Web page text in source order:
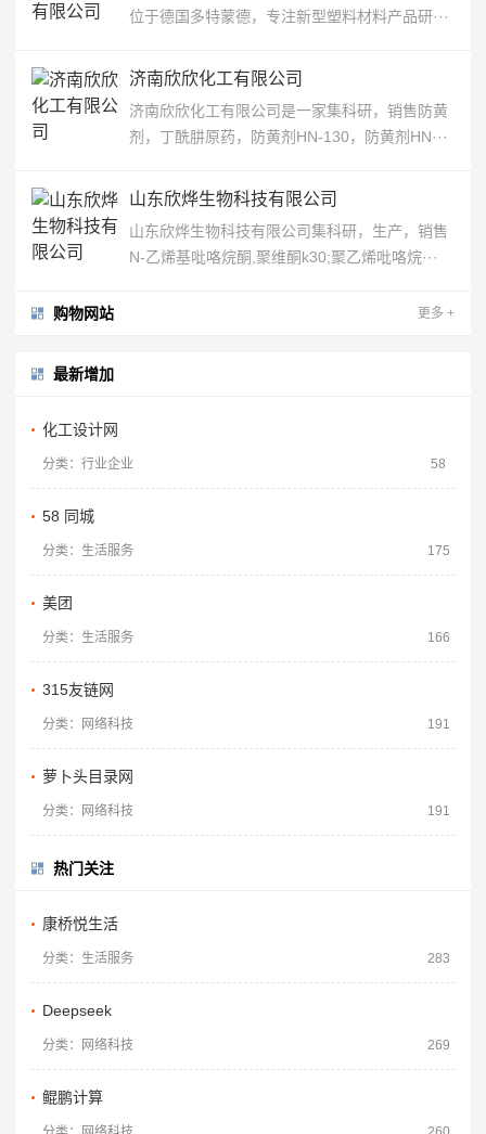
位于德国多特蒙德，专注新型塑料材料产品研···
济南欣欣化工有限公司
济南欣欣化工有限公司是一家集科研，销售防黄
剂，丁酰肼原药，防黄剂HN-130，防黄剂HN···
山东欣烨生物科技有限公司
山东欣烨生物科技有限公司集科研，生产，销售
N-乙烯基吡咯烷酮,聚维酮k30;聚乙烯吡咯烷···
购物网站 更多 +
最新增加
化工设计网
分类：行业企业 58
58 同城
分类：生活服务 175
美团
分类：生活服务 166
315友链网
分类：网络科技 191
萝卜头目录网
分类：网络科技 191
热门关注
康桥悦生活
分类：生活服务 283
Deepseek
分类：网络科技 269
鲲鹏计算